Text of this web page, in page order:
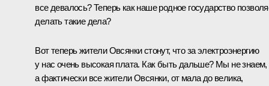
все девалось? Теперь как наше родное государство
делать такие дела?
Вот теперь жители Овсянки стонут, что за электроэнергию
у нас очень высокая плата. Как быть дальше? Мы не знаем,
а фактически все жители Овсянки, от мала до велика,